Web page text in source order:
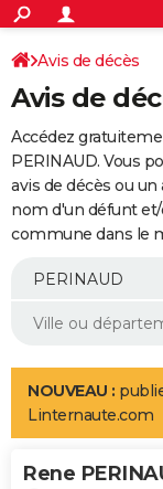
ACTUALITÉS
Politique
Société
Faits Divers
Education
Monde
Villes
+
SPORT
Coupe du monde
Football
Tennis
Cyclisme
Rugby
Forum
Programme TV
TNT
Streaming
Cinéma
Sorties cinéma
Musique
+
FINANCE
Retraite
Epargne
Immobilier
Risques naturels par
Banque
Assurance
AUTO
Essais
Réserver un essai
Citadines
Berlines
SUV
Forum auto
+
Mobiles
Meilleur smartphone
Internet
Ordinateurs
Jeux vidéo
Guide high-tech
Aménagement intérieur
LIFESTYLE
Art de vivre
Bien-être
Loisirs
Mode
Modes de vie
Alimentation
Guide de la santé
Maladies
Médicaments
Sommeil
VOYAGE
Avis de décès
Avis de
Accédez
PERINAUD. Vous
avis de décès ou
nom d'un défunt
commune dans le
NOUVEAU :
Linternaute.com
Rene